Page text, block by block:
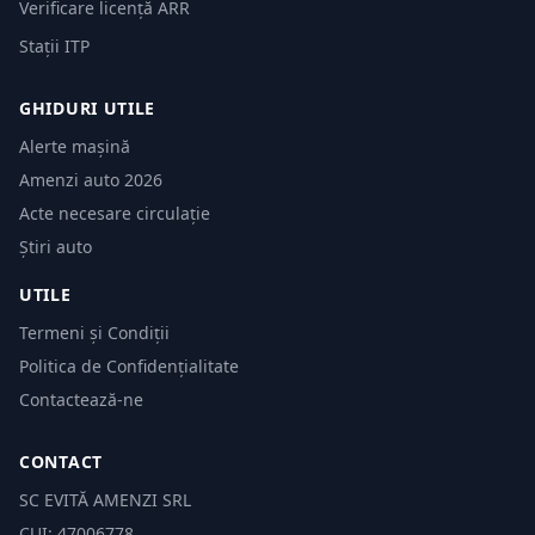
Verificare licență ARR
Stații ITP
GHIDURI UTILE
Alerte mașină
Amenzi auto 2026
Acte necesare circulație
Știri auto
UTILE
Termeni și Condiții
Politica de Confidențialitate
Contactează-ne
CONTACT
SC EVITĂ AMENZI SRL